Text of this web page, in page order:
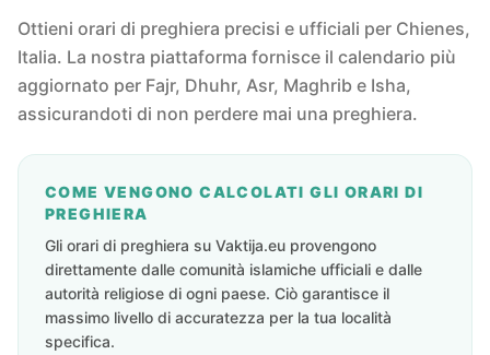
Ottieni orari di preghiera precisi e ufficiali per Chienes,
Italia. La nostra piattaforma fornisce il calendario più
aggiornato per Fajr, Dhuhr, Asr, Maghrib e Isha,
assicurandoti di non perdere mai una preghiera.
COME VENGONO CALCOLATI GLI ORARI DI
PREGHIERA
Gli orari di preghiera su Vaktija.eu provengono
direttamente dalle comunità islamiche ufficiali e dalle
autorità religiose di ogni paese. Ciò garantisce il
massimo livello di accuratezza per la tua località
specifica.